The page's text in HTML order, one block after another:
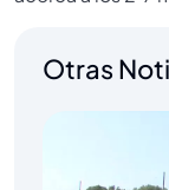
Otras